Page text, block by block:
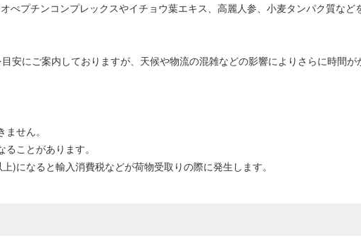
ぺプチンコンプレックスやイチョウ葉エキス、高麗人参、小麦タンパク質な
安にご案内しておりますが、天候や物流の混雑などの影響によりさらに時間
せん。
ことがあります。
)になると輸入消費税などが荷物受取りの際に発生します。